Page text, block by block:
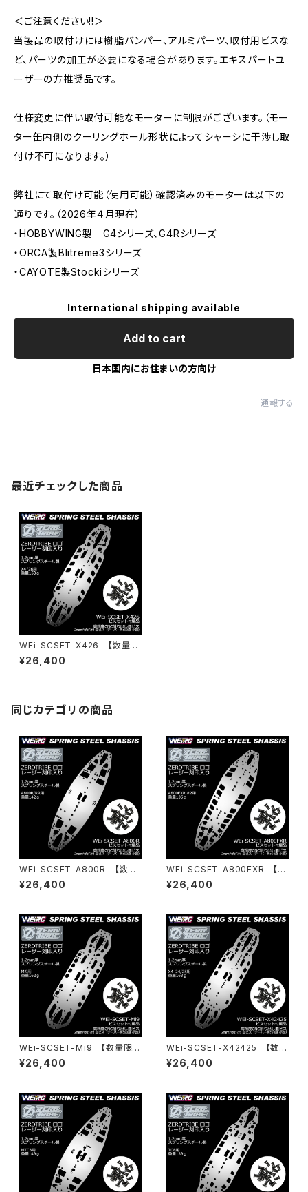
＜ご注意ください!!＞
当製品の取付けには樹脂バンパー、アルミパーツ、取付用ビスな
ど、パーツの加工が必要になる場合があります。エキスパートユ
ーザーの方推奨品です。
仕様変更に伴い取付可能なモーターに制限がございます。（モー
ター缶内側のクーリングホール形状によってシャーシに干渉し取
付け不可になります。）
弊社にて取付け可能（使用可能）確認済みのモーターは以下の
通りです。（2026年４月現在）
・HOBBYWING製 G4シリーズ、G4Rシリーズ
・ORCA製Blitreme3シリーズ
・CAYOTE製Stockiシリーズ
International shipping available
Add to cart
日本国内にお住まいの方向け
通報する
最近チェックした商品
WEi-SCSET-X426 【数量限
定】スプリングスチールシャーシ
＆ビスセット X4 26用
¥26,400
同じカテゴリの商品
WEi-SCSET-A800R 【数量
限定】スプリングスチールシャー
シ＆ビスセット A800R/RR用
¥26,400
WEi-SCSET-A800FXR 【数
量限定】スプリングスチールシャ
ーシ＆ビスセット A800FXR用
¥26,400
WEi-SCSET-Mi9 【数量限
定】スプリングスチールシャーシ
＆ビスセット Mi9用
¥26,400
WEi-SCSET-X42425 【数量
限定】スプリングスチールシャー
シ＆ビスセット X4 24/25用
¥26,400